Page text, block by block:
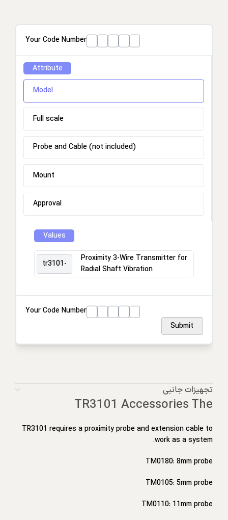
Your Code Number
Attribute
Model
Full scale
Probe and Cable (not included)
Mount
Approval
Values
tr3101-
Proximity 3-Wire Transmitter for
Radial Shaft Vibration
Your Code Number
Submit
تجهیزات جانبی
TR3101 Accessories The
TR3101 requires a proximity probe and extension cable to
work as a system.
TM0180: 8mm probe
TM0105: 5mm probe
TM0110: 11mm probe